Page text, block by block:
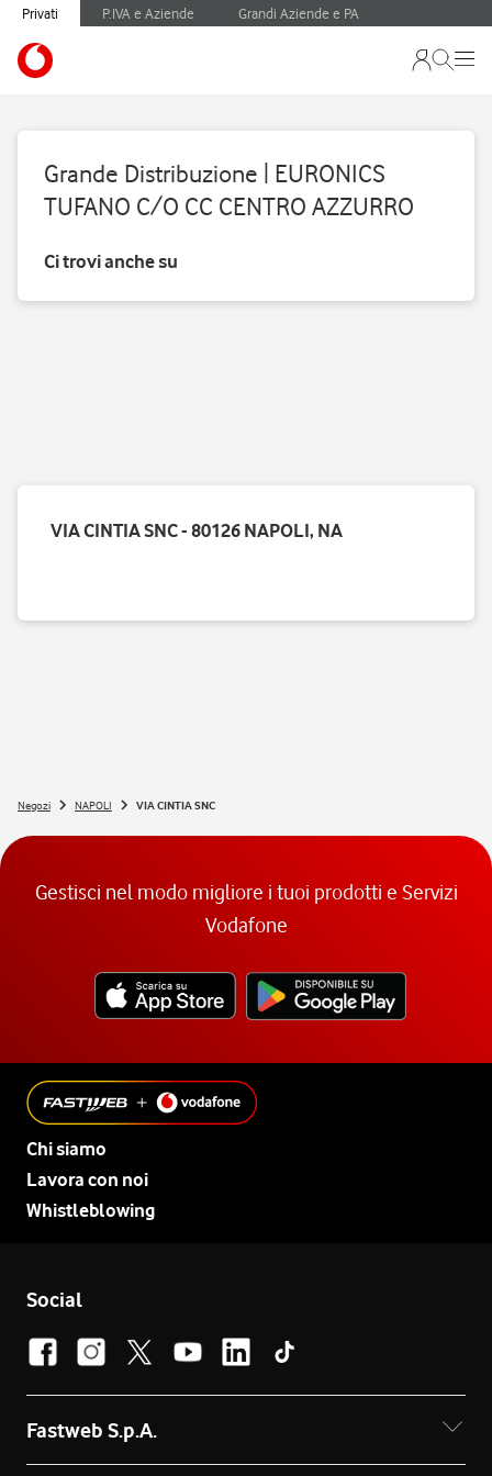
Privati P.IVA e Aziende Grandi Aziende e PA
Grande Distribuzione | EURONICS
TUFANO C/O CC CENTRO AZZURRO
Ci trovi anche su
VIA CINTIA SNC - 80126 NAPOLI, NA
Negozi NAPOLI VIA CINTIA SNC
Gestisci nel modo migliore i tuoi prodotti e Servizi
Vodafone
Chi siamo
Lavora con noi
Whistleblowing
Social
Fastweb S.p.A.